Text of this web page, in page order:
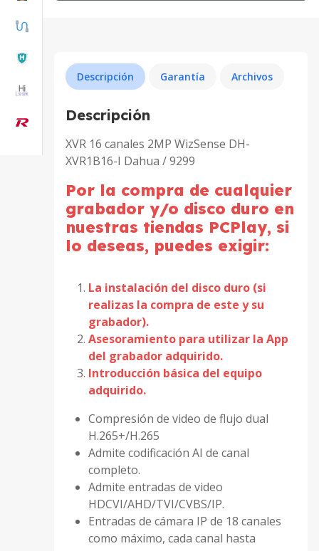
Descripción Garantía Archivos
Descripción
XVR 16 canales 2MP WizSense DH-
XVR1B16-I Dahua / 9299
Por la compra de cualquier
grabador y/o disco duro en
nuestras tiendas PCPlay, si
lo deseas, puedes exigir:
La instalación del disco duro (si
realizas la compra de este y su
grabador).
Asesoramiento para utilizar la App
del grabador adquirido.
Introducción básica del equipo
adquirido.
Compresión de video de flujo dual
H.265+/H.265
Admite codificación AI de canal
completo.
Admite entradas de video
HDCVI/AHD/TVI/CVBS/IP.
Entradas de cámara IP de 18 canales
como máximo, cada canal hasta